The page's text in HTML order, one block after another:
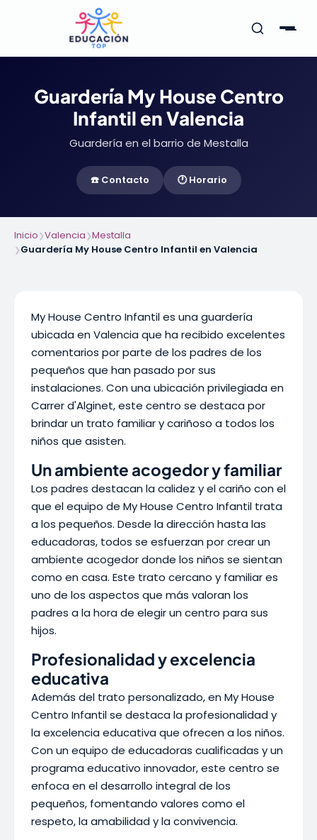
Guardería My House Centro
Infantil en Valencia
Guardería en el barrio de Mestalla
☎️ Contacto 🕐 Horario
Inicio❯Valencia❯Mestalla
❯Guardería My House Centro Infantil en Valencia
My House Centro Infantil es una guardería
ubicada en Valencia que ha recibido excelentes
comentarios por parte de los padres de los
pequeños que han pasado por sus
instalaciones. Con una ubicación privilegiada en
Carrer d'Alginet, este centro se destaca por
brindar un trato familiar y cariñoso a todos los
niños que asisten.
Un ambiente acogedor y familiar
Los padres destacan la calidez y el cariño con el
que el equipo de My House Centro Infantil trata
a los pequeños. Desde la dirección hasta las
educadoras, todos se esfuerzan por crear un
ambiente acogedor donde los niños se sientan
como en casa. Este trato cercano y familiar es
uno de los aspectos que más valoran los
padres a la hora de elegir un centro para sus
hijos.
Profesionalidad y excelencia
educativa
Además del trato personalizado, en My House
Centro Infantil se destaca la profesionalidad y
la excelencia educativa que ofrecen a los niños.
Con un equipo de educadoras cualificadas y un
programa educativo innovador, este centro se
enfoca en el desarrollo integral de los
pequeños, fomentando valores como el
respeto, la amabilidad y la convivencia.